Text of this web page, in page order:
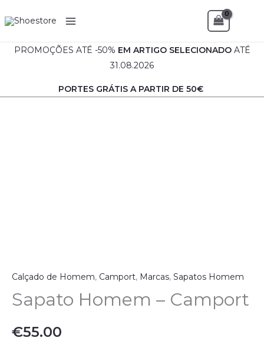
to
PROMOÇÕES ATÉ -50% EM ARTIGO SELECIONADO ATÉ
31.08.2026
PORTES GRÁTIS A PARTIR DE 50€
Calçado de Homem, Camport, Marcas, Sapatos Homem
Sapato Homem – Camport
€55.00